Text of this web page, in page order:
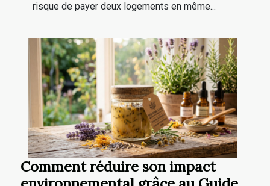
risque de payer deux logements en même...
Comment réduire son impact